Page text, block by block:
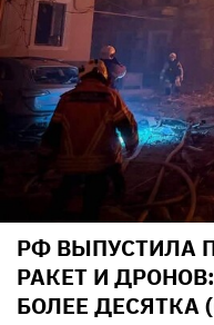
РФ ВЫПУСТИЛА
РАКЕТ И
БОЛЕЕ ДЕСЯТКА